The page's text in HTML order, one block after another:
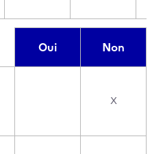
Oui Non
X